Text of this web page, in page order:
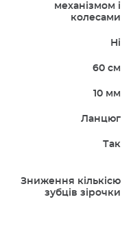
механізмом і
колесами
Ні
60 см
10 мм
Ланцюг
Так
Зниження кількісю
зубців зірочки